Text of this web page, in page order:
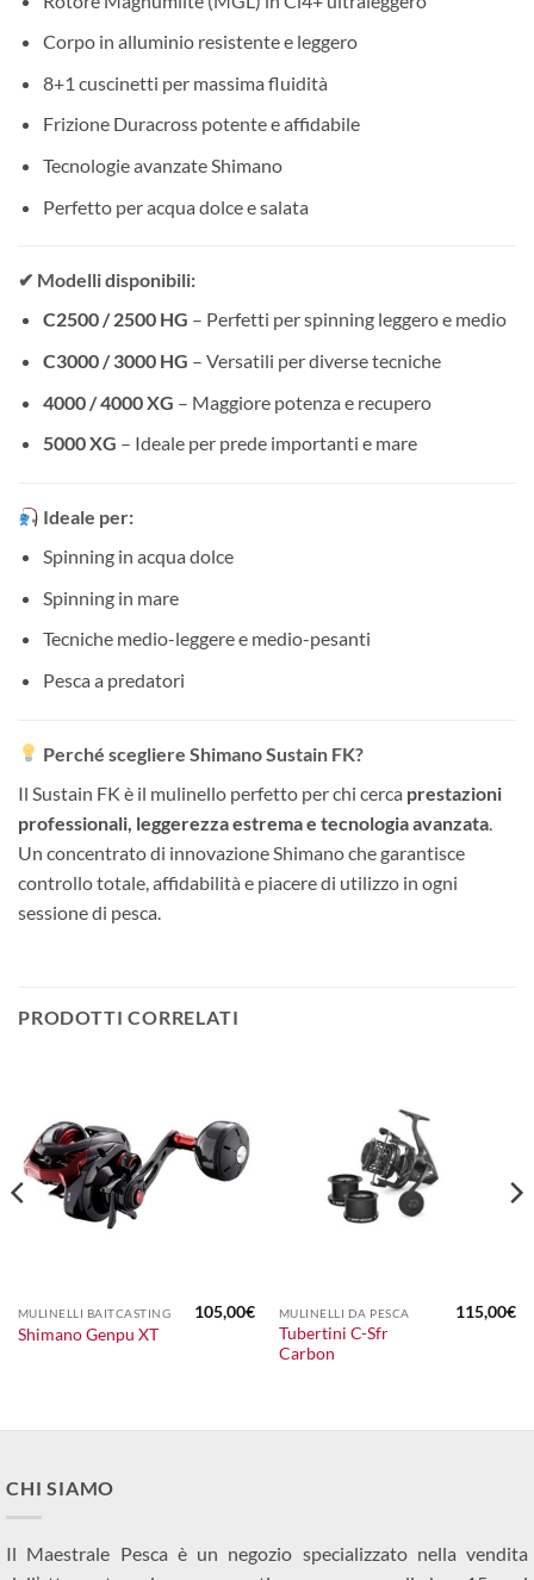
Corpo in alluminio resistente e leggero
8+1 cuscinetti per massima fluidità
Frizione Duracross potente e affidabile
Tecnologie avanzate Shimano
Perfetto per acqua dolce e salata
✔ Modelli disponibili:
C2500 / 2500 HG – Perfetti per spinning leggero e medio
C3000 / 3000 HG – Versatili per diverse tecniche
4000 / 4000 XG – Maggiore potenza e recupero
5000 XG – Ideale per prede importanti e mare
Ideale per:
Spinning in acqua dolce
Spinning in mare
Tecniche medio-leggere e medio-pesanti
Pesca a predatori
Perché scegliere Shimano Sustain FK?
Il Sustain FK è il mulinello perfetto per chi cerca prestazioni
professionali, leggerezza estrema e tecnologia avanzata
Un concentrato di innovazione Shimano che garantisce
controllo totale, affidabilità e piacere di utilizzo in ogni
sessione di pesca.
PRODOTTI CORRELATI
MULINELLI BAITCASTING
Shimano Genpu XT
105,00€ MULINELLI DA PESCA
Tubertini C-Sfr
Carbon
115,00€
CHI SIAMO
Il Maestrale Pesca è un negozio specializzato nella vendita